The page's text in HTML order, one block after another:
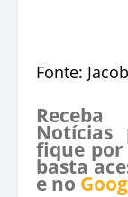
Fonte:
Notícias
fique por
basta
e no